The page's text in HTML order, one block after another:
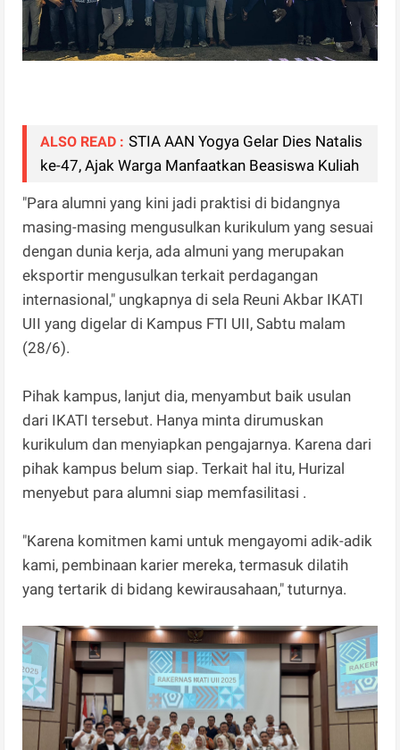
ALSO READ : STIA AAN Yogya Gelar Dies Natalis
ke-47, Ajak Warga Manfaatkan Beasiswa Kuliah
"Para alumni yang kini jadi praktisi di bidangnya
masing-masing mengusulkan kurikulum yang sesuai
dengan dunia kerja, ada almuni yang merupakan
eksportir mengusulkan terkait perdagangan
internasional," ungkapnya di sela Reuni Akbar IKATI
UII yang digelar di Kampus FTI UII, Sabtu malam
(28/6).
Pihak kampus, lanjut dia, menyambut baik usulan
dari IKATI tersebut. Hanya minta dirumuskan
kurikulum dan menyiapkan pengajarnya. Karena dari
pihak kampus belum siap. Terkait hal itu, Hurizal
menyebut para alumni siap memfasilitasi .
"Karena komitmen kami untuk mengayomi adik-adik
kami, pembinaan karier mereka, termasuk dilatih
yang tertarik di bidang kewirausahaan," tuturnya.